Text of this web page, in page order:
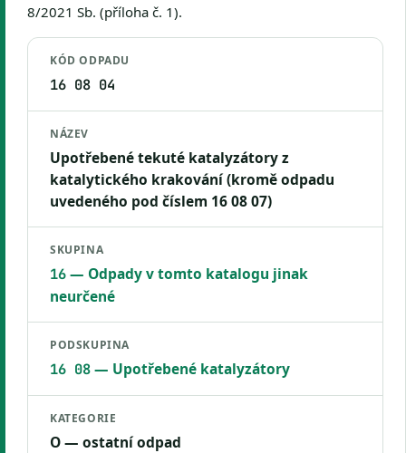
8/2021 Sb. (příloha č. 1).
KÓD ODPADU
16 08 04
NÁZEV
Upotřebené tekuté katalyzátory z
katalytického krakování (kromě odpadu
uvedeného pod číslem 16 08 07)
SKUPINA
16— Odpady v tomto katalogu jinak
neurčené
PODSKUPINA
16 08— Upotřebené katalyzátory
KATEGORIE
O — ostatní odpad